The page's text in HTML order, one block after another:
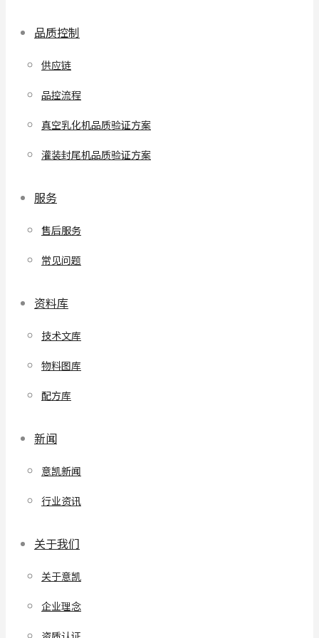
品质控制
供应链
品控流程
真空乳化机品质验证方案
灌装封尾机品质验证方案
服务
售后服务
常见问题
资料库
技术文库
物料图库
配方库
新闻
意凯新闻
行业资讯
关于我们
关于意凯
企业理念